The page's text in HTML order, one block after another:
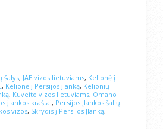
šalys, JAE vizos lietuviams, Kelionė į
, Kelionė į Persijos įlanką, Kelionių
, Kuveito vizos lietuviams, Omano
įlankos kraštai, Persijos Įlankos šalių
vizos, Skrydis į Persijos Įlanką,